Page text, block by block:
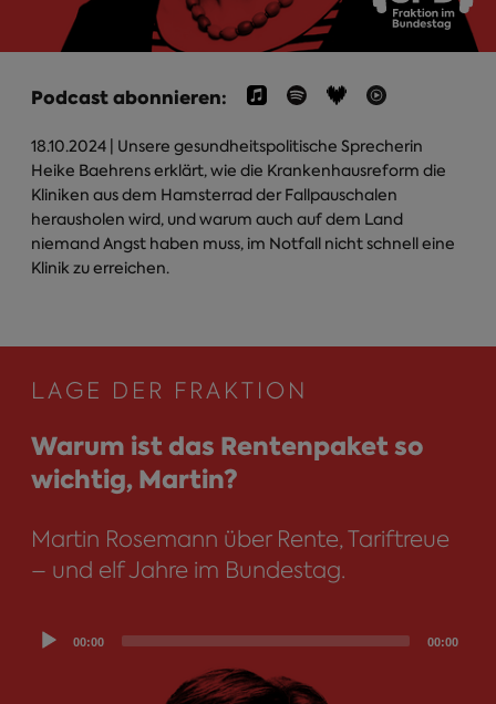
Podcast abonnieren:
18.10.2024 | Unsere gesundheitspolitische Sprecherin
Heike Baehrens erklärt, wie die Krankenhausreform die
Kliniken aus dem Hamsterrad der Fallpauschalen
herausholen wird, und warum auch auf dem Land
niemand Angst haben muss, im Notfall nicht schnell eine
Klinik zu erreichen.
LAGE DER FRAKTION
Warum ist das Rentenpaket so
wichtig, Martin?
Martin Rosemann über Rente, Tariftreue
– und elf Jahre im Bundestag.
Audio
Player
00:00 00:00